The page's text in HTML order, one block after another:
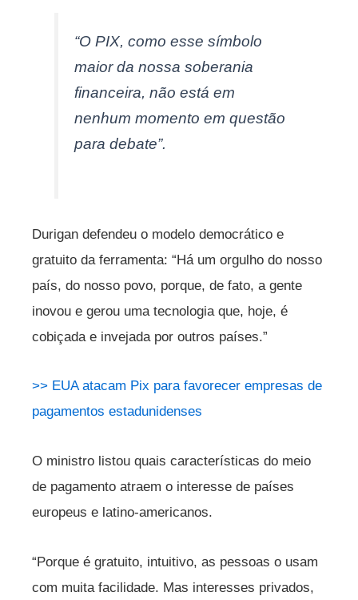
“O PIX, como esse símbolo
maior da nossa soberania
financeira, não está em
nenhum momento em questão
para debate”.
Durigan defendeu o modelo democrático e
gratuito da ferramenta: “Há um orgulho do nosso
país, do nosso povo, porque, de fato, a gente
inovou e gerou uma tecnologia que, hoje, é
cobiçada e invejada por outros países.”
>> EUA atacam Pix para favorecer empresas de
pagamentos estadunidenses
O ministro listou quais características do meio
de pagamento atraem o interesse de países
europeus e latino-americanos.
“Porque é gratuito, intuitivo, as pessoas o usam
com muita facilidade. Mas interesses privados,